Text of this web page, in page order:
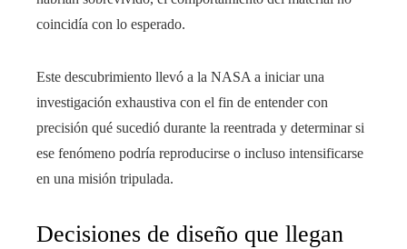
coincidía con lo esperado.
Este descubrimiento llevó a la NASA a iniciar una
investigación exhaustiva con el fin de entender con
precisión qué sucedió durante la reentrada y determinar si
ese fenómeno podría reproducirse o incluso intensificarse
en una misión tripulada.
Decisiones de diseño que llegan